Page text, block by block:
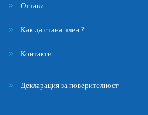
Отзиви
Как да стана член ?
Контакти
Декларация за поверителност